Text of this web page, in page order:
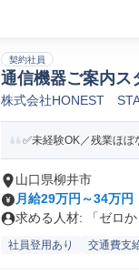
契約社員
通信機器ご案内ス
株式会社HONEST
✅未経験OK／残業ほ
山口県柳井市
月給29万円～34万円
求める人材: 「ゼロ
社員登用あり 交通費支